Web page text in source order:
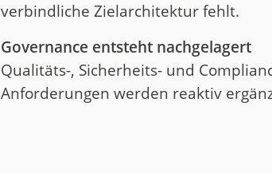
verbindliche Zielarchitektur fehlt.
Governance entsteht nachgelagert
Qualitäts-, Sicherheits- und
Anforderungen werden reaktiv